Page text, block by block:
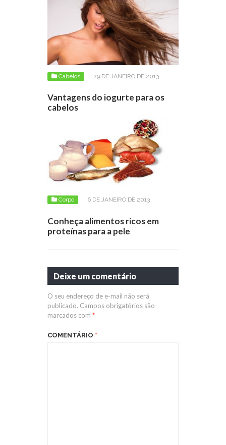
Cabelos 29 DE JANEIRO DE 2013
Vantagens do iogurte para os
cabelos
Corpo 6 DE JANEIRO DE 2013
Conheça alimentos ricos em
proteínas para a pele
Deixe um comentário
O seu endereço de e-mail não será
publicado. Campos obrigatórios são
marcados com *
COMENTÁRIO *